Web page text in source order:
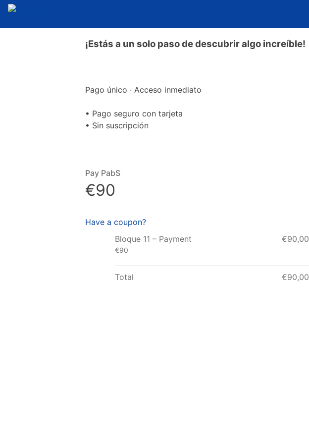
¡Estás a un solo paso de descubrir algo increíble!
Pago único · Acceso inmediato
• Pago seguro con tarjeta
• Sin suscripción
Pay PabS
€90
Have a coupon?
Bloque 11 – Payment
€90
€90,00
Total €90,00